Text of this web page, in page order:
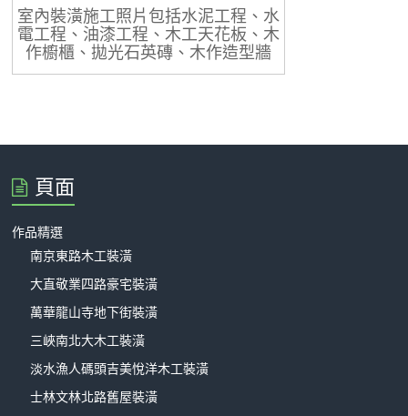
室內裝潢施工照片包括水泥工程、水
電工程、油漆工程、木工天花板、木
作櫥櫃、拋光石英磚、木作造型牆
頁面
作品精選
南京東路木工裝潢
大直敬業四路豪宅裝潢
萬華龍山寺地下街裝潢
三峽南北大木工裝潢
淡水漁人碼頭吉美悅洋木工裝潢
士林文林北路舊屋裝潢